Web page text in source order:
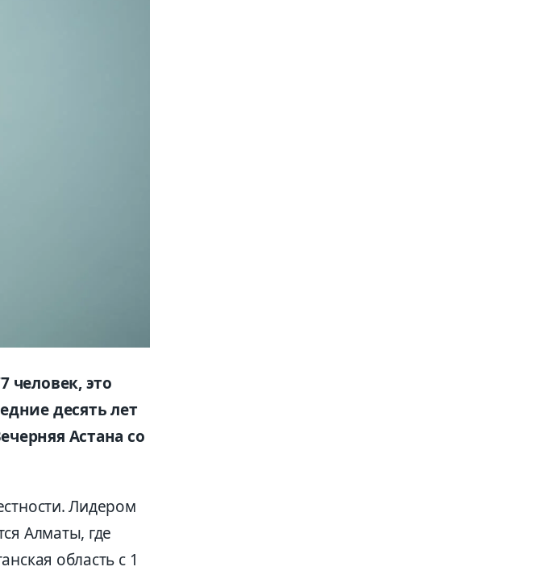
человек, это
десять лет
Астана со
Лидером
Алматы, где
область с 1